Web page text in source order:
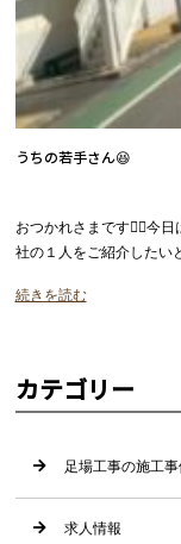
うちの若手さん😆
おつかれさまです🙇‍♀️今
社の１人をご紹介したい
続きを読む
カテゴリー
足場工事の施工事
求人情報